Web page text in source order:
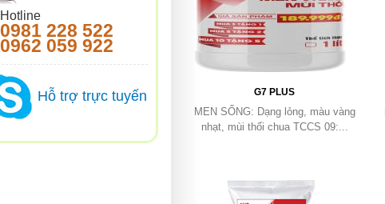
Hotline
0981 228 522
0962 059 922
Hỗ trợ trực tuyến G7 PLUS
MEN SỐNG: Dạng lỏng, màu vàng
nhạt, mùi thối chua TCCS 09:...